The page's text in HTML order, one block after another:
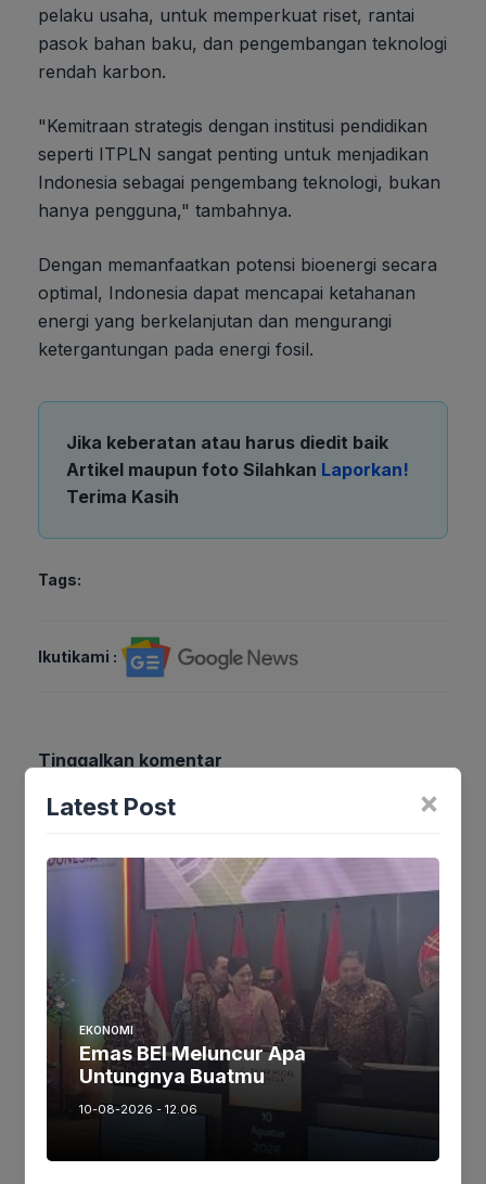
pelaku usaha, untuk memperkuat riset, rantai
pasok bahan baku, dan pengembangan teknologi
rendah karbon.
"Kemitraan strategis dengan institusi pendidikan
seperti ITPLN sangat penting untuk menjadikan
Indonesia sebagai pengembang teknologi, bukan
hanya pengguna," tambahnya.
Dengan memanfaatkan potensi bioenergi secara
optimal, Indonesia dapat mencapai ketahanan
energi yang berkelanjutan dan mengurangi
ketergantungan pada energi fosil.
Jika keberatan atau harus diedit baik
Artikel maupun foto Silahkan Laporkan!
Terima Kasih
Tags:
Ikutikami :
Tinggalkan komentar
Nama
Surel
×
Latest Post
EKONOMI
Emas BEI Meluncur Apa
Untungnya Buatmu
10-08-2026 - 12.06